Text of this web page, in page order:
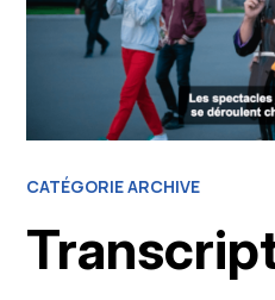
CATÉGORIE ARCHIVE